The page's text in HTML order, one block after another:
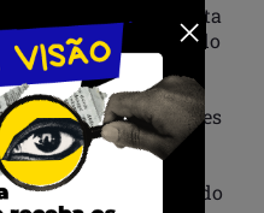
6×1 é uma ferida aberta
políticos. Quando
cobram
é insuportável.
chegando a 3 milhões
já mostra que o
a tag
mais comentado